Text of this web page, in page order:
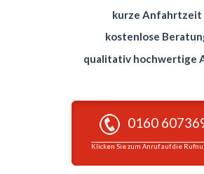
kurze Anfahrtzeit
kostenlose
qualitativ hochwertige
0160
Klicken Sie zum Anruf auf die